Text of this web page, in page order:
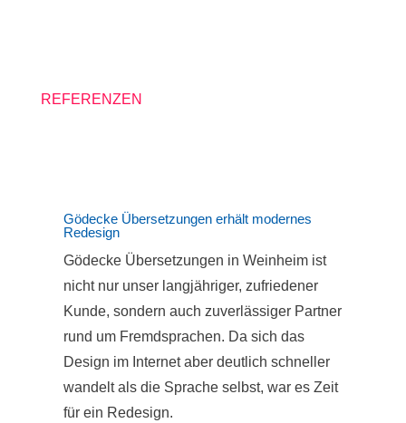
REFERENZEN
Gödecke Übersetzungen erhält modernes
Redesign
Gödecke Übersetzungen in Weinheim ist
nicht nur unser langjähriger, zufriedener
Kunde, sondern auch zuverlässiger Partner
rund um Fremdsprachen. Da sich das
Design im Internet aber deutlich schneller
wandelt als die Sprache selbst, war es Zeit
für ein Redesign.